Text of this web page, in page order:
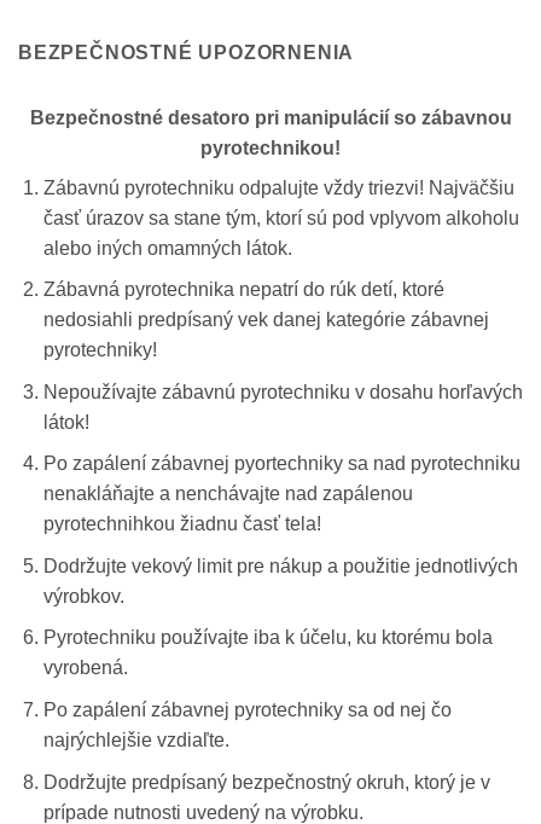
BEZPEČNOSTNÉ UPOZORNENIA
Bezpečnostné desatoro pri manipulácií so zábavnou
pyrotechnikou!
Zábavnú pyrotechniku odpalujte vždy triezvi! Najväčšiu
časť úrazov sa stane tým, ktorí sú pod vplyvom alkoholu
alebo iných omamných látok.
Zábavná pyrotechnika nepatrí do rúk detí, ktoré
nedosiahli predpísaný vek danej kategórie zábavnej
pyrotechniky!
Nepoužívajte zábavnú pyrotechniku v dosahu horľavých
látok!
Po zapálení zábavnej pyortechniky sa nad pyrotechniku
nenakláňajte a nenchávajte nad zapálenou
pyrotechnihkou žiadnu časť tela!
Dodržujte vekový limit pre nákup a použitie jednotlivých
výrobkov.
Pyrotechniku používajte iba k účelu, ku ktorému bola
vyrobená.
Po zapálení zábavnej pyrotechniky sa od nej čo
najrýchlejšie vzdiaľte.
Dodržujte predpísaný bezpečnostný okruh, ktorý je v
prípade nutnosti uvedený na výrobku.